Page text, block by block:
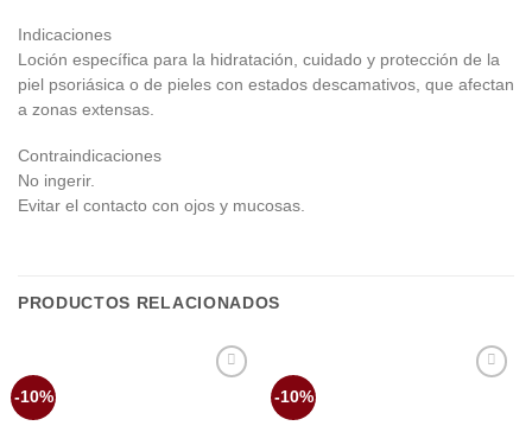
Indicaciones
Loción específica para la hidratación, cuidado y protección de la
piel psoriásica o de pieles con estados descamativos, que afectan
a zonas extensas.
Contraindicaciones
No ingerir.
Evitar el contacto con ojos y mucosas.
PRODUCTOS RELACIONADOS
-10% -10%